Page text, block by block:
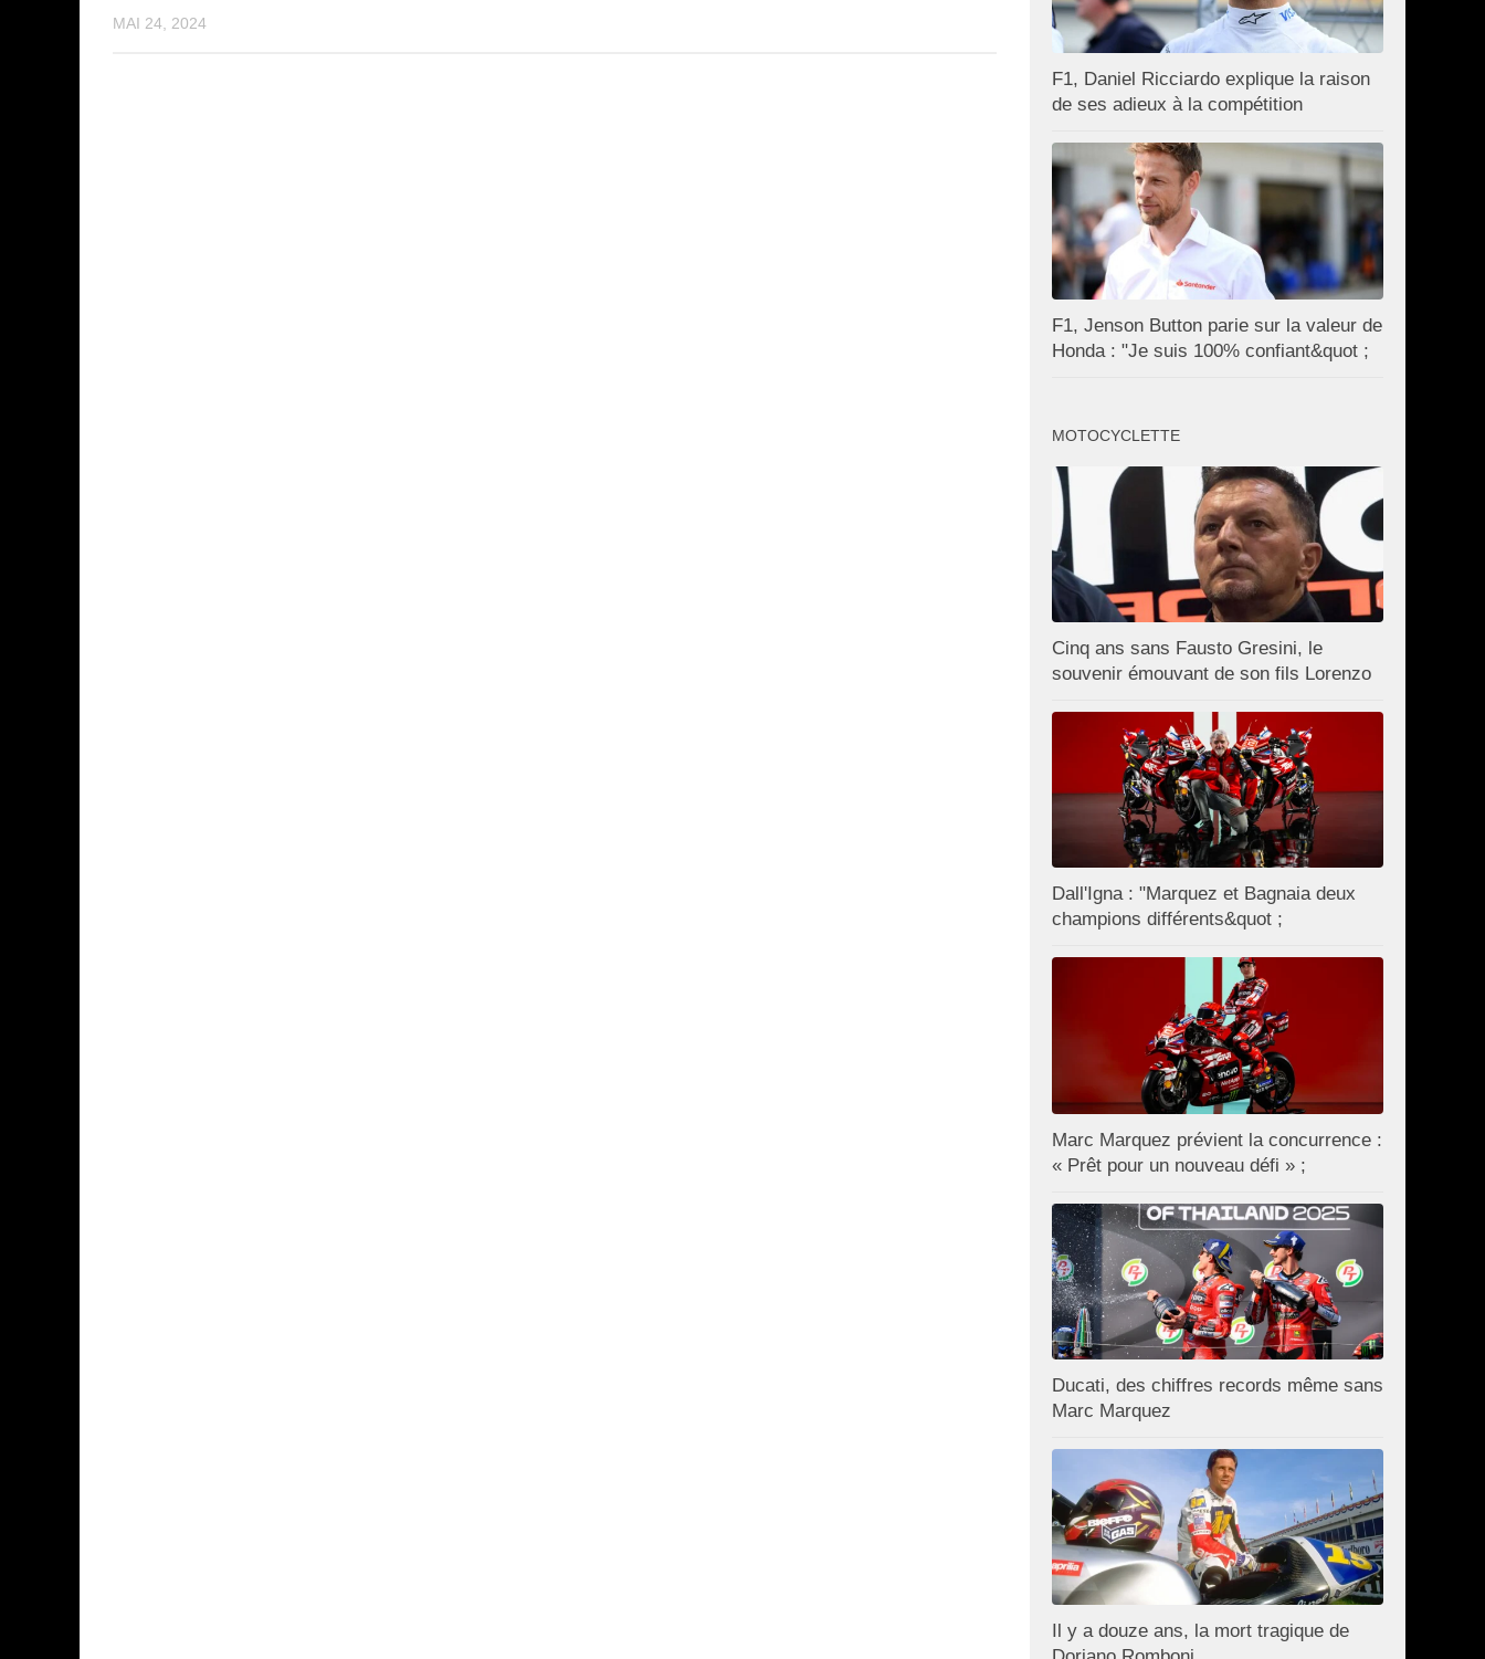
MAI 24, 2024
F1, Daniel Ricciardo explique la raison
de ses adieux à la compétition
F1, Jenson Button parie sur la valeur de
Honda : "Je suis 100% confiant&quot ;
MOTOCYCLETTE
Cinq ans sans Fausto Gresini, le
souvenir émouvant de son fils Lorenzo
Dall'Igna : "Marquez et Bagnaia deux
champions différents&quot ;
Marc Marquez prévient la concurrence :
« Prêt pour un nouveau défi » ;
Ducati, des chiffres records même sans
Marc Marquez
Il y a douze ans, la mort tragique de